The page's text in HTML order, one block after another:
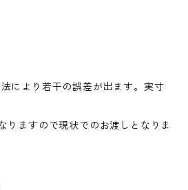
により若干の誤差が出ます。実寸
りますので現状でのお渡しとなりま